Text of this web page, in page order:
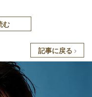
む
記事に戻る